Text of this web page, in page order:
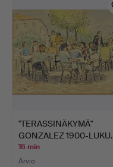
"TERASSINÄKYMÄ"
GONZALEZ 1900-LUKU.
TORO. …
16 min
Arvio